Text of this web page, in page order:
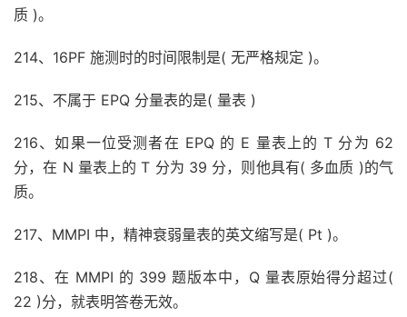
质 )。
214、16PF 施测时的时间限制是( 无严格规定 )。
215、不属于 EPQ 分量表的是( 量表 )
216、如果一位受测者在 EPQ 的 E 量表上的 T 分为 62
分，在 N 量表上的 T 分为 39 分，则他具有( 多血质 )的气
质。
217、MMPI 中，精神衰弱量表的英文缩写是( Pt )。
218、在 MMPI 的 399 题版本中，Q 量表原始得分超过(
22 )分，就表明答卷无效。